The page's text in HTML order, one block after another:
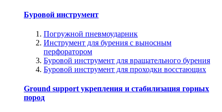
Буровой инструмент
Погружной пневмоударник
Инструмент для бурения с выносным
перфоратором
Буровой инструмент для вращательного бурения
Буровой инструмент для проходки восстающих
Ground support укрепления и стабилизация горных
пород